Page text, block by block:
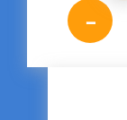
–